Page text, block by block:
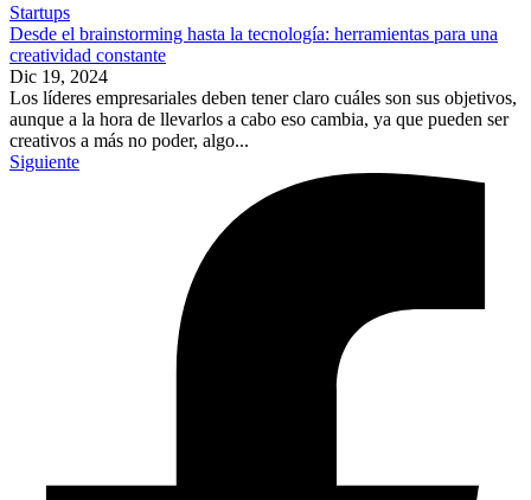
Startups
Desde el brainstorming hasta la tecnología: herramientas para una
creatividad constante
Dic 19, 2024
Los líderes empresariales deben tener claro cuáles son sus objetivos,
aunque a la hora de llevarlos a cabo eso cambia, ya que pueden ser
creativos a más no poder, algo...
Siguiente